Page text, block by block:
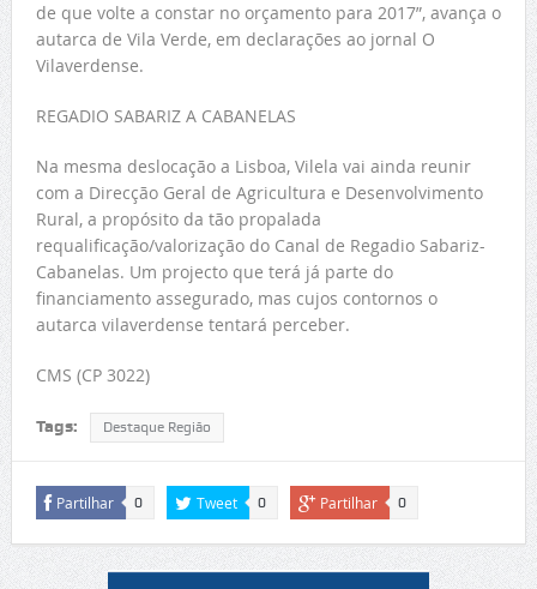
de que volte a constar no orçamento para 2017”, avança o
autarca de Vila Verde, em declarações ao jornal O
Vilaverdense.
REGADIO SABARIZ A CABANELAS
Na mesma deslocação a Lisboa, Vilela vai ainda reunir
com a Direcção Geral de Agricultura e Desenvolvimento
Rural, a propósito da tão propalada
requalificação/valorização do Canal de Regadio Sabariz-
Cabanelas. Um projecto que terá já parte do
financiamento assegurado, mas cujos contornos o
autarca vilaverdense tentará perceber.
CMS (CP 3022)
Tags: Destaque Região
Partilhar 0 Tweet 0 Partilhar 0